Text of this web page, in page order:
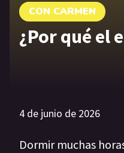
CON CARMEN
¿Por qué el
4 de junio de 2026
Dormir muchas